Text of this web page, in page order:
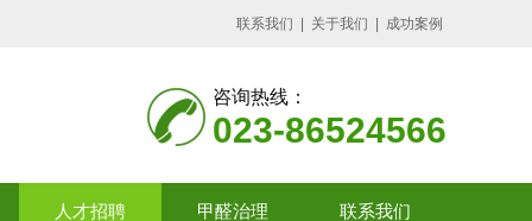
联系我们 关于我们 成功案例
咨询热线：
023-86524566
人才招聘 甲醛治理 联系我们